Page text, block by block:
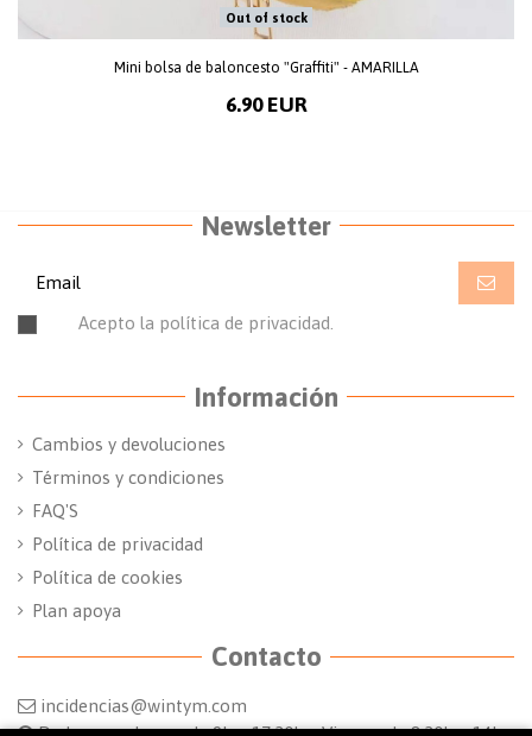
Out of stock
Mini bolsa de baloncesto "Graffiti" - AMARILLA
6.90 EUR
Newsletter
Acepto la política de privacidad.
Información
Cambios y devoluciones
Términos y condiciones
FAQ'S
Política de privacidad
Política de cookies
Plan apoya
Contacto
incidencias@wintym.com